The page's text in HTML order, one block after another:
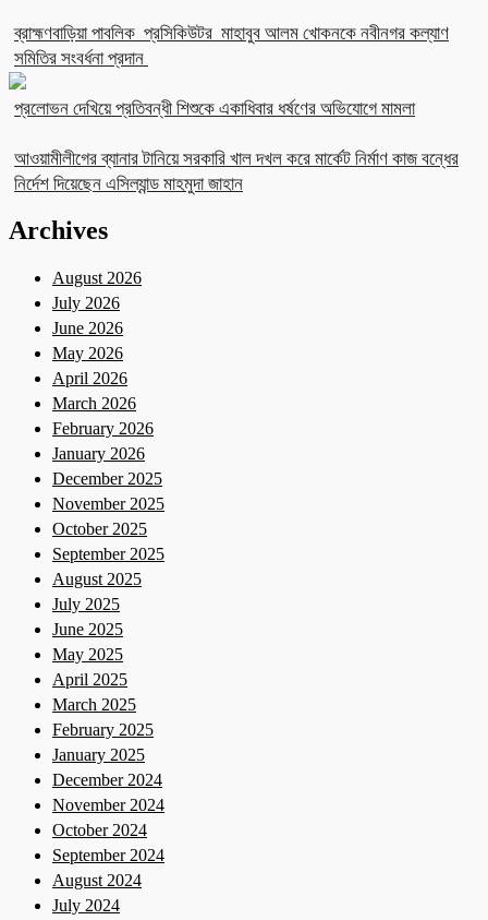
ব্রাহ্মণবাড়িয়া পাবলিক প্রসিকিউটর মাহাবুব আলম খোকনকে নবীনগর কল্যাণ
সমিতির সংবর্ধনা প্রদান
প্রলোভন দেখিয়ে প্রতিবন্ধী শিশুকে একাধিবার ধর্ষণের অভিযোগে মামলা
আওয়ামীলীগের ব্যানার টানিয়ে সরকারি খাল দখল করে মার্কেট নির্মাণ কাজ বন্ধের
নির্দেশ দিয়েছেন এসিল্যান্ড মাহমুদা জাহান
Archives
August 2026
July 2026
June 2026
May 2026
April 2026
March 2026
February 2026
January 2026
December 2025
November 2025
October 2025
September 2025
August 2025
July 2025
June 2025
May 2025
April 2025
March 2025
February 2025
January 2025
December 2024
November 2024
October 2024
September 2024
August 2024
July 2024